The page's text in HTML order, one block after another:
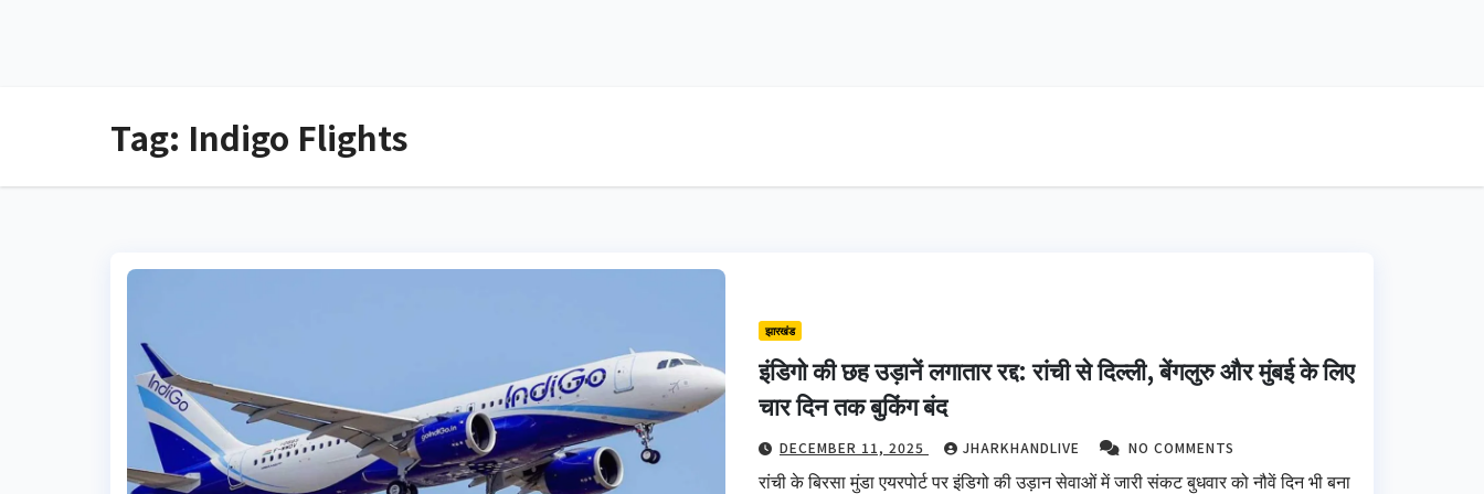
Tag: Indigo Flights
झारखंड
इंडिगो की छह उड़ानें लगातार रद्द: रांची से दिल्ली, बेंगलुरु और मुंबई के लिए
चार दिन तक बुकिंग बंद
DECEMBER 11, 2025 JHARKHANDLIVE NO COMMENTS
रांची के बिरसा मुंडा एयरपोर्ट पर इंडिगो की उड़ान सेवाओं में जारी संकट बुधवार को नौवें दिन भी बना